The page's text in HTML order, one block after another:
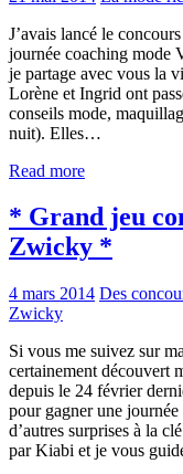
J’avais lancé le
journée coaching mode
je partage avec vous la
Lorène et Ingrid ont
conseils mode,
nuit). Elles…
Read more
* Grand jeu
Zwicky *
4 mars 2014 Des
Zwicky
Si vous me suivez sur
certainement découvert
depuis le 24 février
pour gagner une
d’autres surprises à la
par Kiabi et je vous